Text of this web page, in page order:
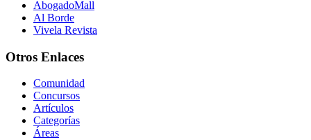
AbogadoMall
Al Borde
Vivela Revista
Otros Enlaces
Comunidad
Concursos
Artículos
Categorías
Áreas